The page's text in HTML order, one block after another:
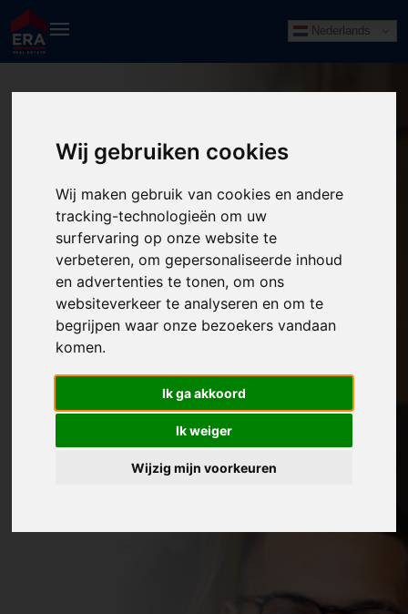
Wij gebruiken cookies
Wij maken gebruik van cookies en andere
tracking-technologieën om uw
surfervaring op onze website te
verbeteren, om gepersonaliseerde inhoud
en advertenties te tonen, om ons
websiteverkeer te analyseren en om te
begrijpen waar onze bezoekers vandaan
komen.
Ik ga akkoord
Ik weiger
Wijzig mijn voorkeuren
Nederlands